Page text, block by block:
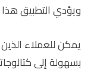
ويؤدي التطبيق
يمكن للعملاء
بسهولة إلى